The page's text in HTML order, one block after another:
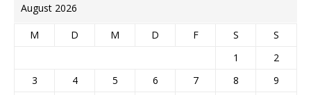
August 2026
M D M D F S
S
1
2
3
4 5 6 7 8
9